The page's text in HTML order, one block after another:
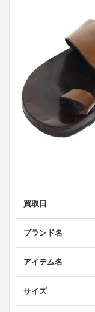
買取日
ブランド名
アイテム名
サイズ